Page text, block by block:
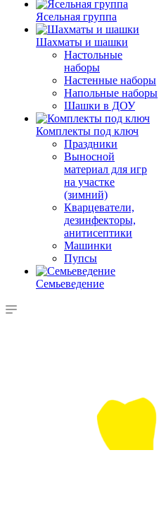
Ясельная группа
Шахматы и шашки
Настольные
наборы
Настенные наборы
Напольные наборы
Шашки в ДОУ
Комплекты под ключ
Праздники
Выносной
материал для игр
на участке
(зимний)
Кварцеватели,
дезинфекторы,
анитисептики
Машинки
Пупсы
Семьеведение